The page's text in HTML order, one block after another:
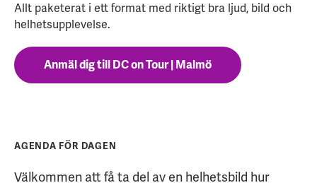
Allt paketerat i ett format med riktigt bra ljud, bild och
helhetsupplevelse.
Anmäl dig till DC on Tour | Malmö
AGENDA FÖR DAGEN
Välkommen att få ta del av en helhetsbild hur